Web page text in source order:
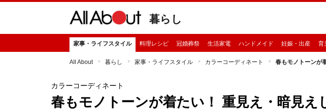
暮らし
家事・ライフスタイル 料理レシピ 冠婚葬祭 生活家電 ハンドメイド 妊娠・出産 育
All About 暮らし 家事・ライフスタイル カラーコーディネート 春もモノトーンが
カラーコーディネート
春もモノトーンが着たい！ 重見え・暗見え